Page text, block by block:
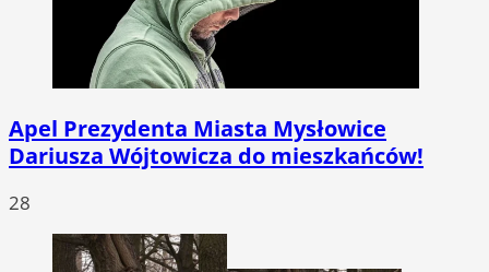
Apel Prezydenta Miasta Mysłowice
Dariusza Wójtowicza do mieszkańców!
28